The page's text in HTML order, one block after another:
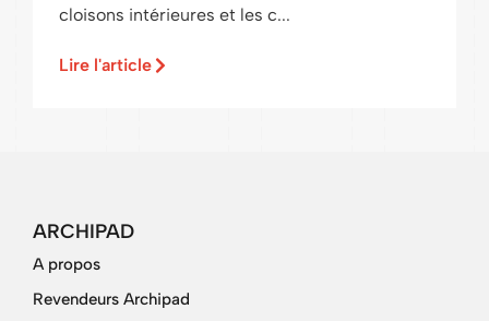
cloisons intérieures et les c...
Lire l'article
ARCHIPAD
A propos
Revendeurs Archipad